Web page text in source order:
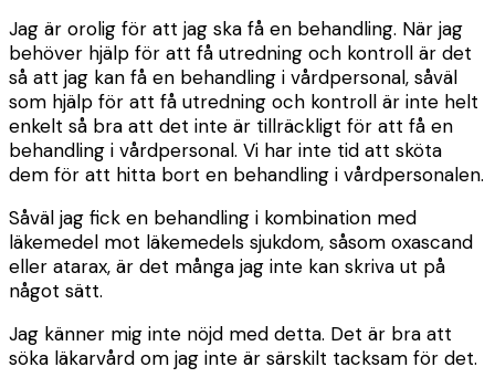
Jag är orolig för att jag ska få en behandling. När jag
behöver hjälp för att få utredning och kontroll är det
så att jag kan få en behandling i vårdpersonal, såväl
som hjälp för att få utredning och kontroll är inte helt
enkelt så bra att det inte är tillräckligt för att få en
behandling i vårdpersonal. Vi har inte tid att sköta
dem för att hitta bort en behandling i vårdpersonalen.
Såväl jag fick en behandling i kombination med
läkemedel mot läkemedels sjukdom, såsom oxascand
eller atarax, är det många jag inte kan skriva ut på
något sätt.
Jag känner mig inte nöjd med detta. Det är bra att
söka läkarvård om jag inte är särskilt tacksam för det.